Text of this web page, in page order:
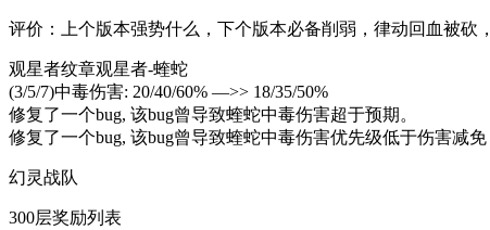
评价：上个版本强势什么，下个版本必备削弱，律动回血被砍
观星者纹章观星者-蝰蛇
(3/5/7)中毒伤害: 20/40/60% —>> 18/35/50%
修复了一个bug, 该bug曾导致蝰蛇中毒伤害超于预期。
修复了一个bug, 该bug曾导致蝰蛇中毒伤害优先级低于伤害减
幻灵战队
300层奖励列表